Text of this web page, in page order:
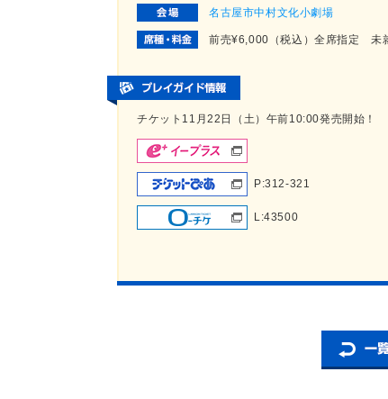
名古屋市中村文化小劇場
前売¥6,000（税込）全席指定 未
チケット11月22日（土）午前10:00発売開始！
P:312-321
L:43500